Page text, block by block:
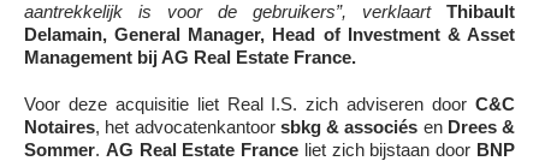
aantrekkelijk is voor de gebruikers”, verklaart Thibault
Delamain, General Manager, Head of Investment & Asset
Management bij AG Real Estate France.
Voor deze acquisitie liet Real I.S. zich adviseren door C&C
Notaires, het advocatenkantoor sbkg & associés en Drees &
Sommer. AG Real Estate France liet zich bijstaan door BNP